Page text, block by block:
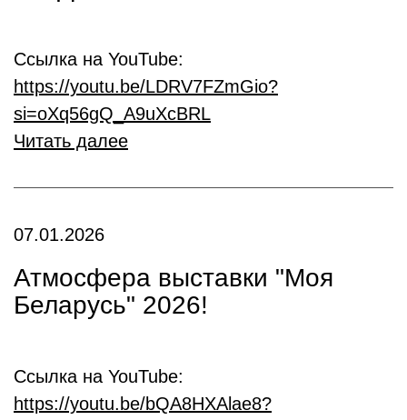
Ссылка на YouTube:
https://youtu.be/LDRV7FZmGio?
si=oXq56gQ_A9uXcBRL
Читать далее
07.01.2026
Атмосфера выставки "Моя
Беларусь" 2026!
Ссылка на YouTube:
https://youtu.be/bQA8HXAlae8?